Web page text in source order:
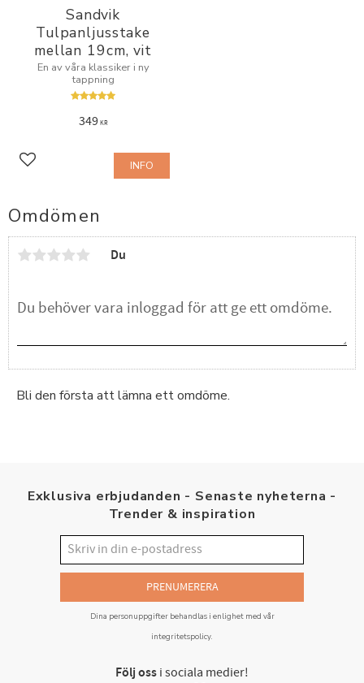
Omdömen
Du
Bli den första att lämna ett omdöme.
Sandvik
Tulpanljusstake
mellan 19cm, vit
En av våra klassiker i ny
tappning
349KR
Lägg till i favoriter INFO
Exklusiva erbjudanden - Senaste nyheterna -
Trender & inspiration
PRENUMERERA
Dina personuppgifter behandlas i enlighet med vår
integritetspolicy.
Följ oss i sociala medier!